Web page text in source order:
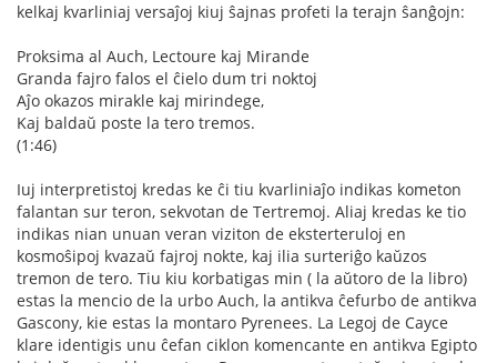
kelkaj kvarliniaj versaĵoj kiuj ŝajnas profeti la terajn ŝanĝojn:
Proksima al Auch, Lectoure kaj Mirande
Granda fajro falos el ĉielo dum tri noktoj
Aĵo okazos mirakle kaj mirindege,
Kaj baldaŭ poste la tero tremos.
(1:46)
Iuj interpretistoj kredas ke ĉi tiu kvarliniaĵo indikas kometon
falantan sur teron, sekvotan de Tertremoj. Aliaj kredas ke tio
indikas nian unuan veran viziton de eksterteruloj en
kosmoŝipoj kvazaŭ fajroj nokte, kaj ilia surteriĝo kaŭzos
tremon de tero. Tiu kiu korbatigas min ( la aŭtoro de la libro)
estas la mencio de la urbo Auch, la antikva ĉefurbo de antikva
Gascony, kie estas la montaro Pyrenees. La Legoj de Cayce
klare identigis unu ĉefan ciklon komencante en antikva Egipto